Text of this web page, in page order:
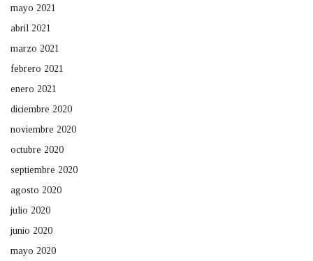
mayo 2021
abril 2021
marzo 2021
febrero 2021
enero 2021
diciembre 2020
noviembre 2020
octubre 2020
septiembre 2020
agosto 2020
julio 2020
junio 2020
mayo 2020